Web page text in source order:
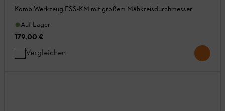
KombiWerkzeug FSS-KM mit großem Mähkreisdurchmesser
Auf Lager
179,00 €
Vergleichen